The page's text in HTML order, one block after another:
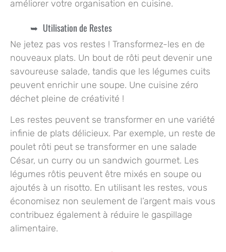
améliorer votre organisation en cuisine.
Utilisation de Restes
Ne jetez pas vos restes ! Transformez-les en de
nouveaux plats. Un bout de rôti peut devenir une
savoureuse salade, tandis que les légumes cuits
peuvent enrichir une soupe. Une cuisine zéro
déchet pleine de créativité !
Les restes peuvent se transformer en une variété
infinie de plats délicieux. Par exemple, un reste de
poulet rôti peut se transformer en une salade
César, un curry ou un sandwich gourmet. Les
légumes rôtis peuvent être mixés en soupe ou
ajoutés à un risotto. En utilisant les restes, vous
économisez non seulement de l’argent mais vous
contribuez également à réduire le gaspillage
alimentaire.